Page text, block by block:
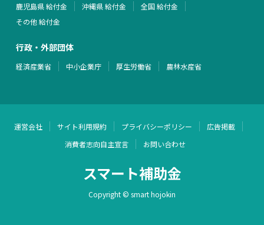
鹿児島県 給付金
沖縄県 給付金
全国 給付金
その他 給付金
行政・外部団体
経済産業省 中小企業庁 厚生労働省 農林水産省
運営会社 サイト利用規約 プライバシーポリシー
広告掲載
消費者志向自主宣言
お問い合わせ
スマート補助金
Copyright © smart hojokin